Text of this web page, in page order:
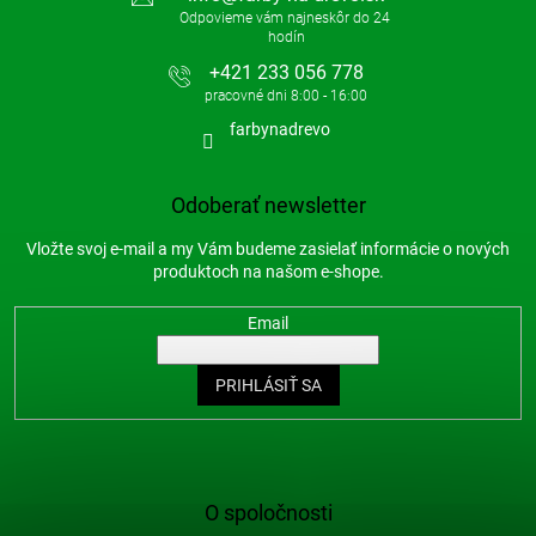
O spoločnosti
+421 233 056 778
farbynadrevo
Odoberať newsletter
Vložte svoj e-mail a my Vám budeme zasielať informácie o nových
produktoch na našom e-shope.
Email
PRIHLÁSIŤ SA